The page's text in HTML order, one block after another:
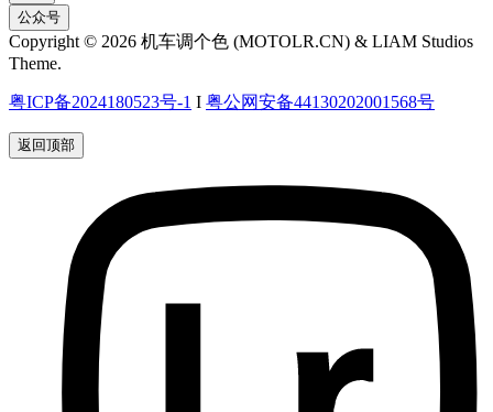
公众号
Copyright © 2026 机车调个色 (MOTOLR.CN) & LIAM Studios
Theme.
粤ICP备2024180523号-1 I 粤公网安备44130202001568号
返回顶部